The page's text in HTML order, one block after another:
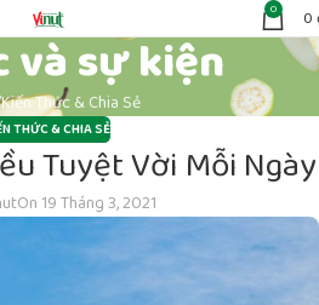
0 0
và sự kiện
Kiến Thức & Chia Sẻ
THỨC & CHIA SẺ
Tuyệt Vời Mỗi Ngày
On 19 Tháng 3, 2021